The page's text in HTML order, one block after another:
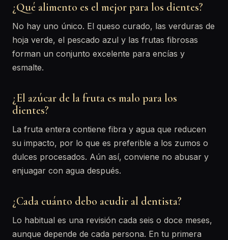
¿Qué alimento es el mejor para los dientes?
No hay uno único. El queso curado, las verduras de
hoja verde, el pescado azul y las frutas fibrosas
forman un conjunto excelente para encías y
esmalte.
¿El azúcar de la fruta es malo para los
dientes?
La fruta entera contiene fibra y agua que reducen
su impacto, por lo que es preferible a los zumos o
dulces procesados. Aún así, conviene no abusar y
enjuagar con agua después.
¿Cada cuánto debo acudir al dentista?
Lo habitual es una revisión cada seis o doce meses,
aunque depende de cada persona. En tu primera